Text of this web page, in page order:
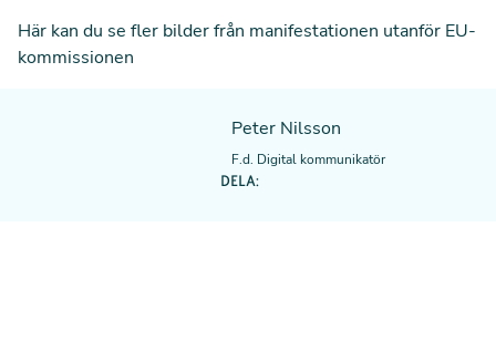
Här kan du se fler bilder från manifestationen utanför EU-
kommissionen
Peter Nilsson
F.d. Digital kommunikatör
DELA: